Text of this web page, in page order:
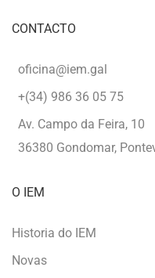
CONTACTO
oficina@iem.gal
+(34) 986 36 05 75
Av. Campo da Feira, 10
36380 Gondomar,
O IEM
Historia do IEM
Novas